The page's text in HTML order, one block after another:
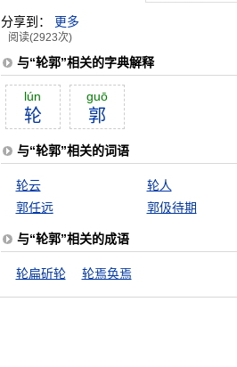
分享到： 更多
阅读(2923次)
与“轮郭”相关的字典解释
lún
轮
guō
郭
与“轮郭”相关的词语
轮云 轮人
郭任远
郭伋待期
与“轮郭”相关的成语
轮扁斫轮 轮焉奂焉